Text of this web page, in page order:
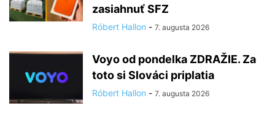
zasiahnuť SFZ
Róbert Hallon - 7. augusta 2026
Voyo od pondelka ZDRAŽIE. Za
toto si Slováci priplatia
Róbert Hallon - 7. augusta 2026